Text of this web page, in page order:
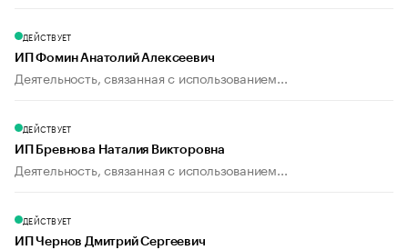
ДЕЙСТВУЕТ
ИП Фомин Анатолий Алексеевич
Деятельность, связанная с использованием...
ДЕЙСТВУЕТ
ИП Бревнова Наталия Викторовна
Деятельность, связанная с использованием...
ДЕЙСТВУЕТ
ИП Чернов Дмитрий Сергеевич